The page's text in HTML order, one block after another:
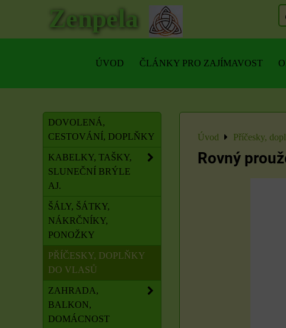
Zenpela
ÚVOD ČLÁNKY PRO ZAJÍMAVOST
Úvod Příčesky,
Rovný
DOVOLENÁ,
CESTOVÁNÍ, DOPLŇKY
KABELKY, TAŠKY,
SLUNEČNÍ BRÝLE
AJ.
ŠÁLY, ŠÁTKY,
NÁKRČNÍKY,
PONOŽKY
PŘÍČESKY, DOPLŇKY
DO VLASŮ
ZAHRADA,
BALKON,
DOMÁCNOST